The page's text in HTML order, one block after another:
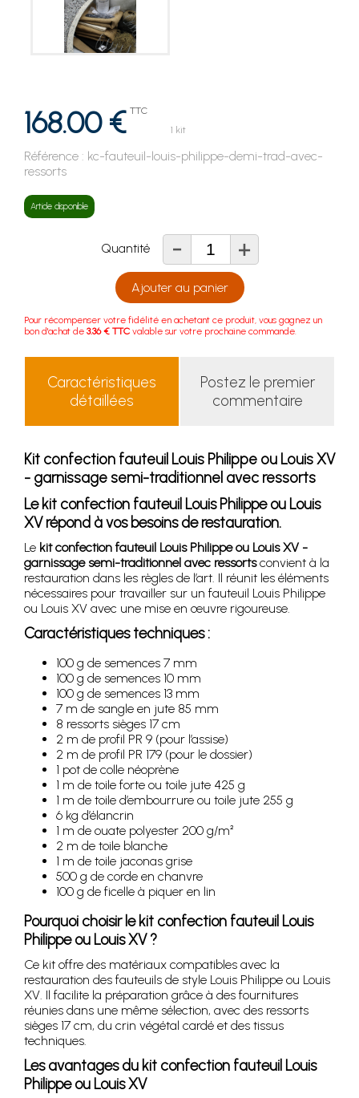
168.00 € TTC
1 kit
Référence : kc-fauteuil-louis-philippe-demi-trad-avec-
ressorts
Article disponible
Quantité - +
Ajouter au panier
Pour récompenser votre fidélité en achetant ce produit, vous gagnez un
bon d'achat de 3.36 € TTC valable sur votre prochaine commande.
Caractéristiques
détaillées
Postez le premier
commentaire
Kit confection fauteuil Louis Philippe ou Louis XV
- garnissage semi-traditionnel avec ressorts
Le kit confection fauteuil Louis Philippe ou Louis
XV répond à vos besoins de restauration.
Le kit confection fauteuil Louis Philippe ou Louis XV -
garnissage semi-traditionnel avec ressortsconvient à la
restauration dans les règles de l’art. Il réunit les éléments
nécessaires pour travailler sur un fauteuil Louis Philippe
ou Louis XV avec une mise en œuvre rigoureuse.
Caractéristiques techniques :
100 g de semences 7 mm
100 g de semences 10 mm
100 g de semences 13 mm
7 m de sangle en jute 85 mm
8 ressorts sièges 17 cm
2 m de profil PR 9 (pour l’assise)
2 m de profil PR 179 (pour le dossier)
1 pot de colle néoprène
1 m de toile forte ou toile jute 425 g
1 m de toile d’embourrure ou toile jute 255 g
6 kg d’élancrin
1 m de ouate polyester 200 g/m²
2 m de toile blanche
1 m de toile jaconas grise
500 g de corde en chanvre
100 g de ficelle à piquer en lin
Pourquoi choisir le kit confection fauteuil Louis
Philippe ou Louis XV ?
Ce kit offre des matériaux compatibles avec la
restauration des fauteuils de style Louis Philippe ou Louis
XV. Il facilite la préparation grâce à des fournitures
réunies dans une même sélection, avec des ressorts
sièges 17 cm, du crin végétal cardé et des tissus
techniques.
Les avantages du kit confection fauteuil Louis
Philippe ou Louis XV